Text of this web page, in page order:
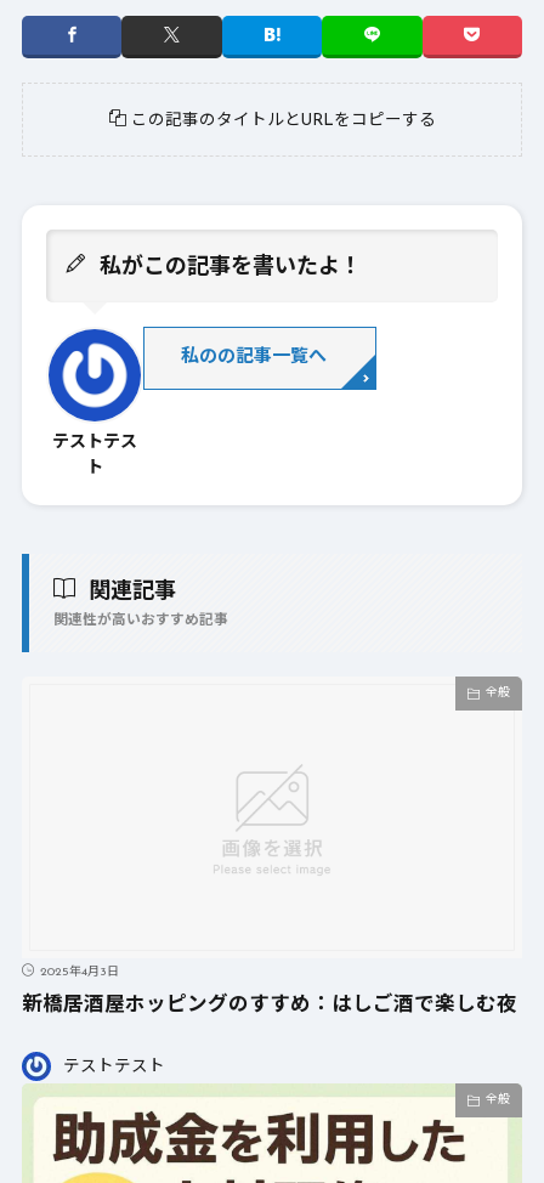
この記事のタイトルとURLをコピーする
私がこの記事を書いたよ！
テストテス
ト
私のの記事一覧へ
関連記事
関連性が高いおすすめ記事
全般
2025年4月3日
新橋居酒屋ホッピングのすすめ：はしご酒で楽しむ夜
テストテスト
全般